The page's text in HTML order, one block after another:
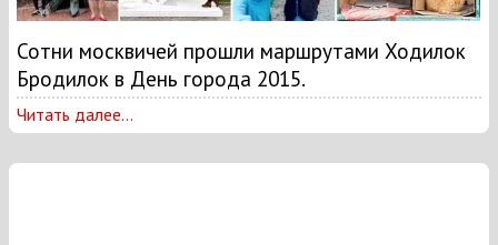
Сотни москвичей прошли маршрутами Ходилок
Бродилок в День города 2015.
Читать далее...